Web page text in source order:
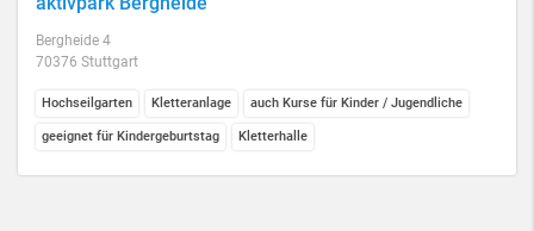
Bergheide 4
70376 Stuttgart
Hochseilgarten Kletteranlage auch Kurse für Kinder / Jugendliche
geeignet für Kindergeburtstag Kletterhalle